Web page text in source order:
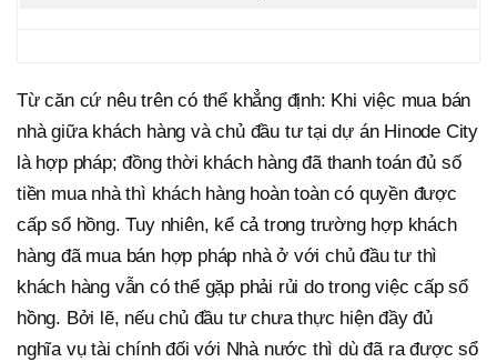
Từ căn cứ nêu trên có thể khẳng định: Khi việc mua bán
nhà giữa khách hàng và chủ đầu tư tại dự án Hinode City
là hợp pháp; đồng thời khách hàng đã thanh toán đủ số
tiền mua nhà thì khách hàng hoàn toàn có quyền được
cấp sổ hồng. Tuy nhiên, kể cả trong trường hợp khách
hàng đã mua bán hợp pháp nhà ở với chủ đầu tư thì
khách hàng vẫn có thể gặp phải rủi do trong việc cấp sổ
hồng. Bởi lẽ, nếu chủ đầu tư chưa thực hiện đầy đủ
nghĩa vụ tài chính đối với Nhà nước thì dù đã ra được sổ